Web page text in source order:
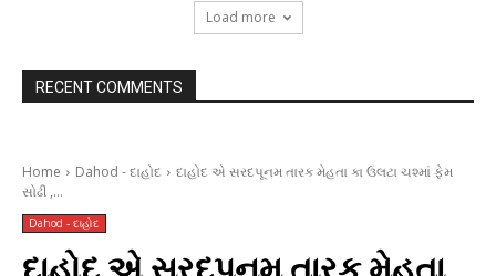
Load more
RECENT COMMENTS